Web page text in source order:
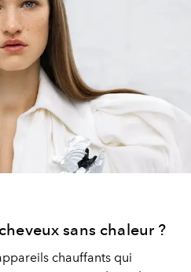
sans chaleur ?
chauffants qui